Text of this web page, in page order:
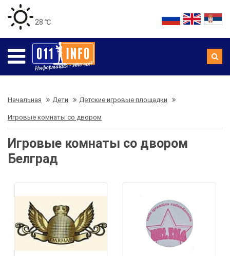
28 ℃
Начальная Дети Детские игровые площадки
Игровые комнаты со двором
Игровые комнаты со двором
Белград